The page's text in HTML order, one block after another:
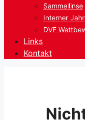
Sammellinse
Interner
DVF
Links
Kontakt